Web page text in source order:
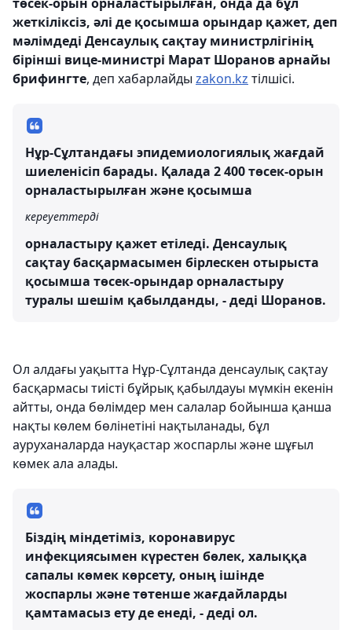
жеткіліксіз, әлі де қосымша орындар қажет, деп
мәлімдеді Денсаулық сақтау министрлігінің
бірінші вице-министрі Марат Шоранов арнайы
брифингте, деп хабарлайды zakon.kz тілшісі.
Нұр-Сұлтандағы эпидемиологиялық жағдай
шиеленісіп барады. Қалада 2 400 төсек-орын
орналастырылған және қосымша
кереуеттерді
орналастыру қажет етіледі. Денсаулық
сақтау басқармасымен бірлескен отырыста
қосымша төсек-орындар орналастыру
туралы шешім қабылданды, - деді Шоранов.
Ол алдағы уақытта Нұр-Сұлтанда денсаулық сақтау
басқармасы тиісті бұйрық қабылдауы мүмкін екенін
айтты, онда бөлімдер мен салалар бойынша қанша
нақты көлем бөлінетіні нақтыланады, бұл
ауруханаларда науқастар жоспарлы және шұғыл
көмек ала алады.
Біздің міндетіміз, коронавирус
инфекциясымен күрестен бөлек, халыққа
сапалы көмек көрсету, оның ішінде
жоспарлы және төтенше жағдайларды
қамтамасыз ету де енеді, - деді ол.